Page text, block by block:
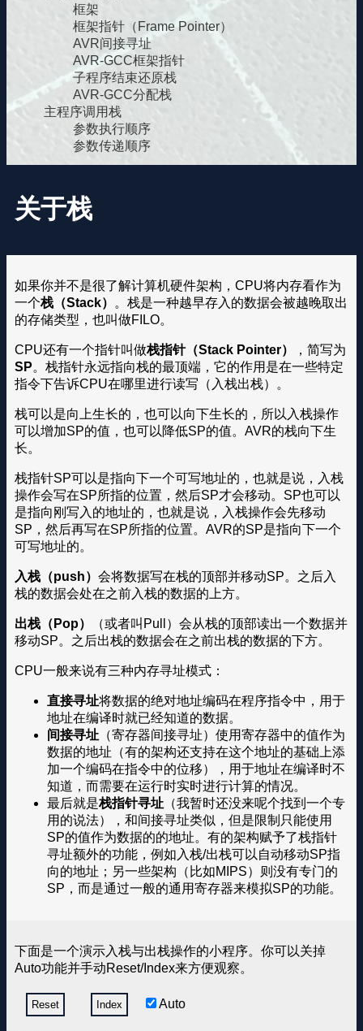
框架
框架指针（Frame Pointer）
AVR间接寻址
AVR-GCC框架指针
子程序结束还原栈
AVR-GCC分配栈
主程序调用栈
参数执行顺序
参数传递顺序
关于栈
如果你并不是很了解计算机硬件架构，CPU将内存看作为
一个栈（Stack）
。栈是一种越早存入的数据会被越晚取出
的存储类型，也叫做FILO。
CPU还有一个指针叫做栈指针（Stack Pointer）
，简写为
SP。栈指针永远指向栈的最顶端，它的作用是在一些特定
指令下告诉CPU在哪里进行读写（入栈出栈）。
栈可以是向上生长的，也可以向下生长的，所以入栈操作
可以增加SP的值，也可以降低SP的值。AVR的栈向下生
长。
栈指针SP可以是指向下一个可写地址的，也就是说，入栈
操作会写在SP所指的位置，然后SP才会移动。SP也可以
是指向刚写入的地址的，也就是说，入栈操作会先移动
SP，然后再写在SP所指的位置。AVR的SP是指向下一个
可写地址的。
入栈（push） 会将数据写在栈的顶部并移动SP。之后入
栈的数据会处在之前入栈的数据的上方。
出栈（Pop）
（或者叫Pull）会从栈的顶部读出一个数据并
移动SP。之后出栈的数据会在之前出栈的数据的下方。
CPU一般来说有三种内存寻址模式：
直接寻址将数据的绝对地址编码在程序指令中，用于
地址在编译时就已经知道的数据。
间接寻址 （寄存器间接寻址）使用寄存器中的值作为
数据的地址（有的架构还支持在这个地址的基础上添
加一个编码在指令中的位移），用于地址在编译时不
知道，而需要在运行时实时进行计算的情况。
最后就是栈指针寻址 （我暂时还没来呢个找到一个专
用的说法），和间接寻址类似，但是限制只能使用
SP的值作为数据的的地址。有的架构赋予了栈指针
寻址额外的功能，例如入栈/出栈可以自动移动SP指
向的地址；另一些架构（比如MIPS）则没有专门的
SP，而是通过一般的通用寄存器来模拟SP的功能。
下面是一个演示入栈与出栈操作的小程序。你可以关掉
Auto功能并手动Reset/Index来方便观察。
Reset Index Auto